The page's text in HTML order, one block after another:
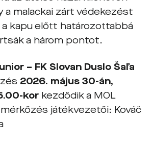
a malackai zárt védekezést
kapu előtt határozottabbá
a három pontot.
– FK Slovan Duslo Šaľa
2026. május 30-án,
kor kezdődik a MOL
játékvezetői: Kováč